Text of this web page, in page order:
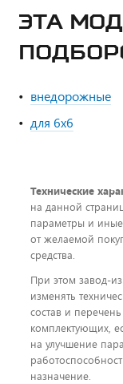
ЭТА
внедорожные
для 6x6
Технические
на данной
параметры и иные
от желаемой
средства.
При этом завод-
изменять
состав и
комплектующих,
на улучшение
назначение.